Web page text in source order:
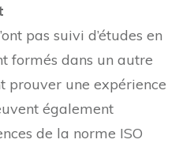
pas suivi d’études en
formés dans un autre
prouver une expérience
également
de la norme ISO